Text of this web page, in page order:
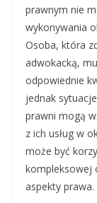
prawnym nie
wykonywania
Osoba, która
adwokacką,
odpowiednie
jednak
prawni mogą
z ich usług w
może być
kompleksowej
aspekty prawa.